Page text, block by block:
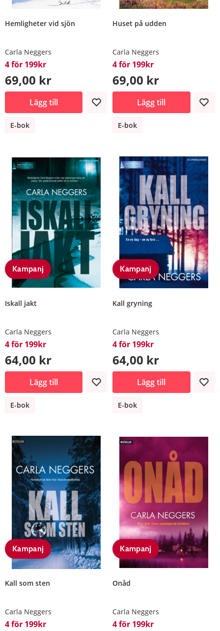
Hemligheter vid sjön
Carla Neggers
4 för 199kr
69,00 kr
Lägg till
E-bok
Huset på udden
Carla Neggers
4 för 199kr
69,00 kr
Lägg till
E-bok
Kampanj
Iskall jakt
Carla Neggers
4 för 199kr
64,00 kr
Lägg till
E-bok
Kampanj
Kall gryning
Carla Neggers
4 för 199kr
64,00 kr
Lägg till
E-bok
Kampanj
Kall som sten
Carla Neggers
4 för 199kr
Kampanj
Onåd
Carla Neggers
4 för 199kr